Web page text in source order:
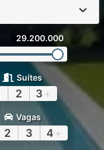
29.200.000
Suítes
2 3 +
Vagas
2 3 4 +